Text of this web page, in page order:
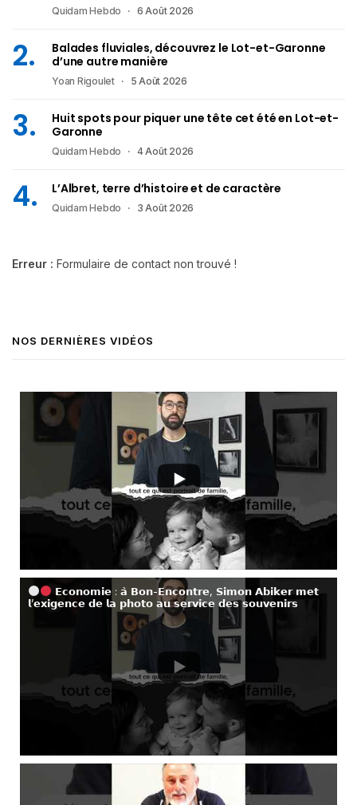
Quidam Hebdo 6 Août 2026
Balades fluviales, découvrez le Lot-et-Garonne
d’une autre manière
Yoan Rigoulet 5 Août 2026
Huit spots pour piquer une tête cet été en Lot-et-
Garonne
Quidam Hebdo 4 Août 2026
L’Albret, terre d’histoire et de caractère
Quidam Hebdo 3 Août 2026
Erreur : Formulaire de contact non trouvé !
NOS DERNIÈRES VIDÉOS
𝗘𝗰𝗼𝗻𝗼𝗺𝗶𝗲 : 𝗮̀ 𝗕𝗼𝗻-𝗘𝗻𝗰𝗼𝗻𝘁𝗿𝗲, 𝗦𝗶𝗺𝗼𝗻 𝗔𝗯𝗶𝗸𝗲𝗿 𝗺𝗲𝘁
𝗹’𝗲𝘅𝗶𝗴𝗲𝗻𝗰𝗲 𝗱𝗲 𝗹𝗮 𝗽𝗵𝗼𝘁𝗼 𝗮𝘂 𝘀𝗲𝗿𝘃𝗶𝗰𝗲 𝗱𝗲𝘀 𝘀𝗼𝘂𝘃𝗲𝗻𝗶𝗿𝘀